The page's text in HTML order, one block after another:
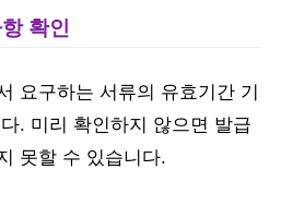
확인
요구하는 서류의 유효기간 기
. 미리 확인하지 않으면 발급
못할 수 있습니다.